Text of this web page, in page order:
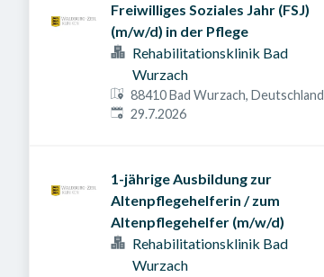
Freiwilliges Soziales Jahr (FSJ)
(m/w/d) in der Pflege
Rehabilitationsklinik Bad
Wurzach
88410 Bad Wurzach, Deutschland
Veröffentlicht am
29.7.2026
1-jährige Ausbildung zur
Altenpflegehelferin / zum
Altenpflegehelfer (m/w/d)
Rehabilitationsklinik Bad
Wurzach